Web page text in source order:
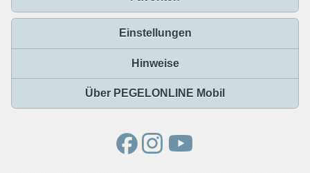
Einstellungen
Hinweise
Über PEGELONLINE Mobil